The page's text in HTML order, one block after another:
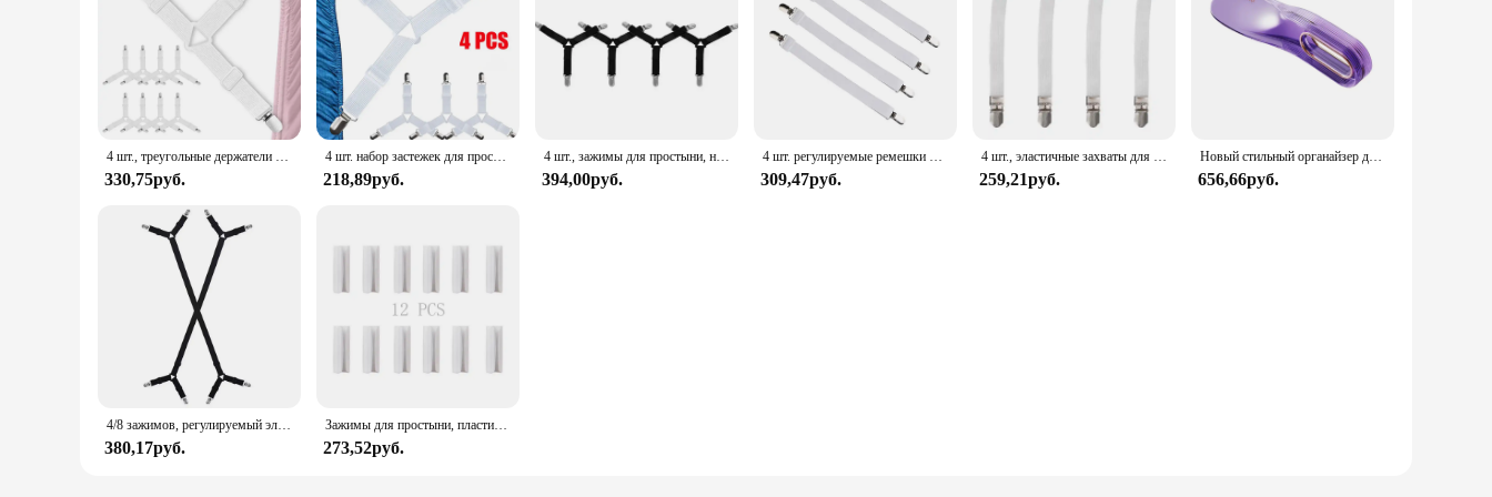
4 шт., треугольные держатели для простыни
330,75руб.
4 шт. набор застежек для простыни, держатель для простыни, органайзер для простыни, зажим для наматрасника для дома, эластичные ремни, зажимы
218,89руб.
4 шт., зажимы для простыни, наматрасник, держатель для одеял, домашний текстиль, органайзер, гаджеты, эластичные захваты для простыни, пояс
394,00руб.
4 шт. регулируемые ремешки для детской кровати, эластичный чехол для матраса, угловой держатель, зажим для шнура с крючком и петлей
309,47руб.
4 шт., эластичные захваты для простыней, зажимы с двойной головкой, держатель для подтяжек, застежки для простыни, домашний текстиль, органайзер, гаджет
259,21руб.
Новый стильный органайзер для простыней, приподнятая кровать с фиксированным швом, бытовой экономичный держатель для простыней, принадлежности для кровати
656,66руб.
4/8 зажимов, регулируемый эластичный держатель простыни, зажимы для матраса, застежки, чехлы, одеяла, нескользящий фиксирующий ремень, захваты
380,17руб.
Зажимы для простыни, пластиковые Нескользящие фиксаторы для простыней, наматрасников, домашняя шпилька для одежды, 12 шт.
273,52руб.